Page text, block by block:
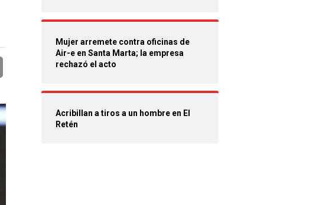
Mujer arremete contra oficinas de
Air-e en Santa Marta; la empresa
rechazó el acto
Acribillan a tiros a un hombre en El
Retén